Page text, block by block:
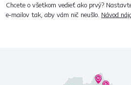
Chcete o všetkom vedieť ako prvý?
e‑mailov tak, aby vám nič neušlo. Návod